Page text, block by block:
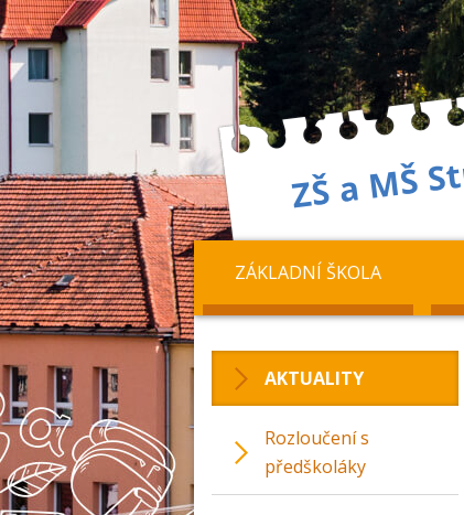
ZÁKLADNÍ ŠKOLA
AKTUALITY
Rozloučení s
předškoláky